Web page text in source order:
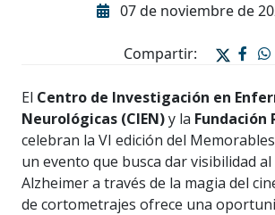
07 de noviembre de
Compartir:
El Centro de Investigación en
Neurológicas (CIEN)y la Fundación
celebran la VI edición del
un evento que busca dar visibilidad
Alzheimer a través de la magia del
de cortometrajes ofrece una